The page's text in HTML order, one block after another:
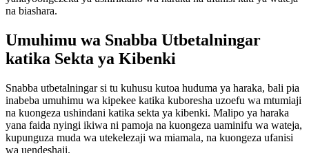
na biashara.
Umuhimu wa Snabba Utbetalningar
katika Sekta ya Kibenki
Snabba utbetalningar si tu kuhusu kutoa huduma ya haraka, bali pia
inabeba umuhimu wa kipekee katika kuboresha uzoefu wa mtumiaji
na kuongeza ushindani katika sekta ya kibenki. Malipo ya haraka
yana faida nyingi ikiwa ni pamoja na kuongeza uaminifu wa wateja,
kupunguza muda wa utekelezaji wa miamala, na kuongeza ufanisi
wa uendeshaji.